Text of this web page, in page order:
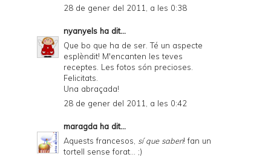
28 de gener del 2011, a les 0:38
nyanyels ha dit...
Que bo que ha de ser. Té un aspecte
esplèndit! M'encanten les teves
receptes. Les fotos són precioses.
Felicitats.
Una abraçada!
28 de gener del 2011, a les 0:42
maragda ha dit...
Aquests francesos, sí que saben! fan un
tortell sense forat... ;)